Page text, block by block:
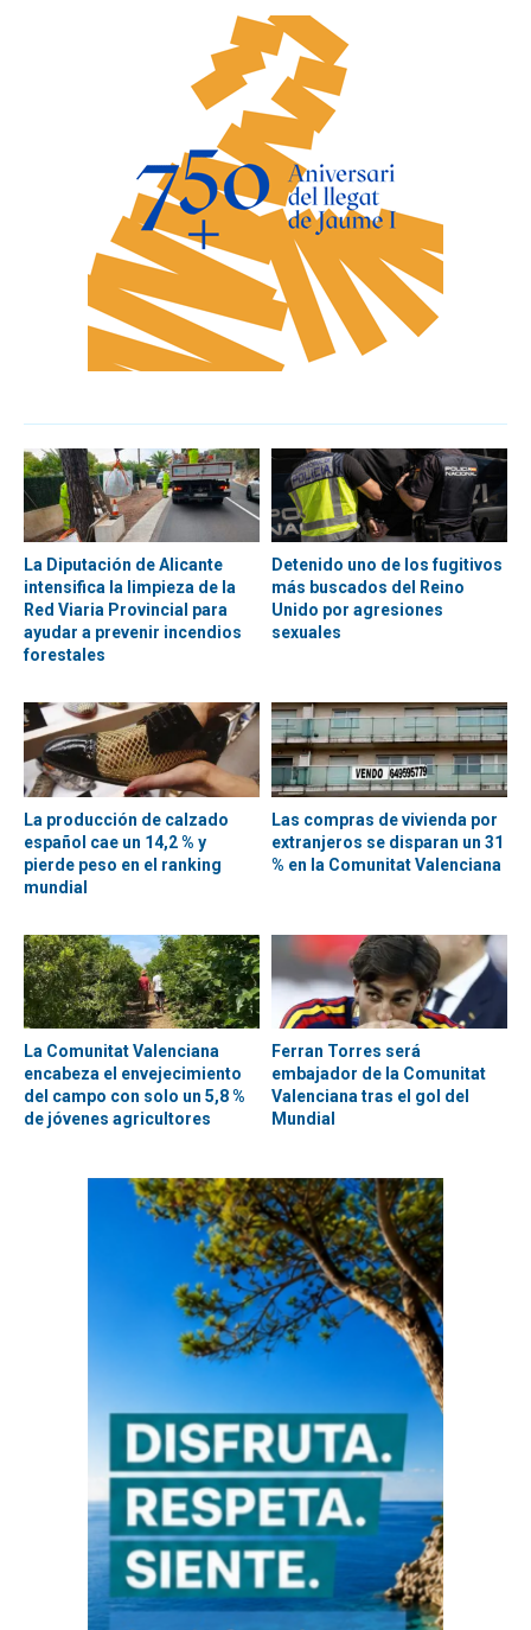
La Diputación de Alicante
intensifica la limpieza de la
Red Viaria Provincial para
ayudar a prevenir incendios
forestales
Detenido uno de los fugitivos
más buscados del Reino
Unido por agresiones
sexuales
La producción de calzado
español cae un 14,2 % y
pierde peso en el ranking
mundial
Las compras de vivienda por
extranjeros se disparan un 31
% en la Comunitat Valenciana
La Comunitat Valenciana
encabeza el envejecimiento
del campo con solo un 5,8 %
de jóvenes agricultores
Ferran Torres será
embajador de la Comunitat
Valenciana tras el gol del
Mundial